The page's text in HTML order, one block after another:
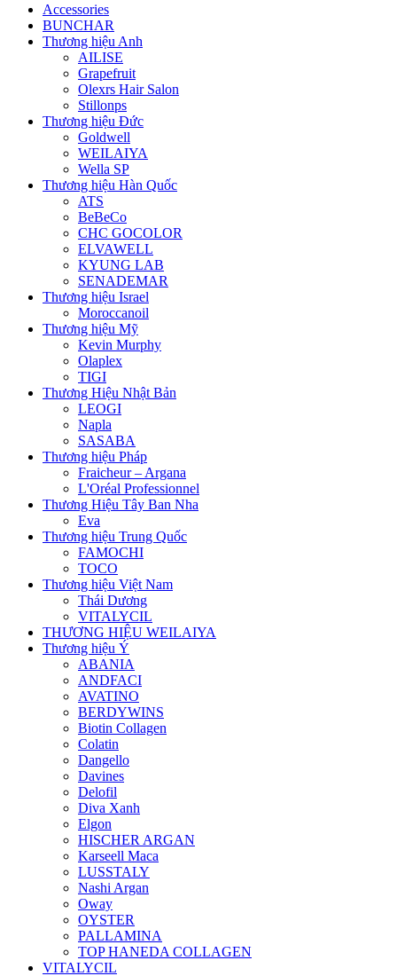
Accessories
BUNCHAR
Thương hiệu Anh
AILISE
Grapefruit
Olexrs Hair Salon
Stillonps
Thương hiệu Đức
Goldwell
WEILAIYA
Wella SP
Thương hiệu Hàn Quốc
ATS
BeBeCo
CHC GOCOLOR
ELVAWELL
KYUNG LAB
SENADEMAR
Thương hiệu Israel
Moroccanoil
Thương hiệu Mỹ
Kevin Murphy
Olaplex
TIGI
Thương Hiệu Nhật Bản
LEOGI
Napla
SASABA
Thương hiệu Pháp
Fraicheur – Argana
L'Oréal Professionnel
Thương Hiệu Tây Ban Nha
Eva
Thương hiệu Trung Quốc
FAMOCHI
TOCO
Thương hiệu Việt Nam
Thái Dương
VITALYCIL
THƯƠNG HIỆU WEILAIYA
Thương hiệu Ý
ABANIA
ANDFACI
AVATINO
BERDYWINS
Biotin Collagen
Colatin
Dangello
Davines
Delofil
Diva Xanh
Elgon
HISCHER ARGAN
Karseell Maca
LUSSTALY
Nashi Argan
Oway
OYSTER
PALLAMINA
TOP HANEDA COLLAGEN
VITALYCIL